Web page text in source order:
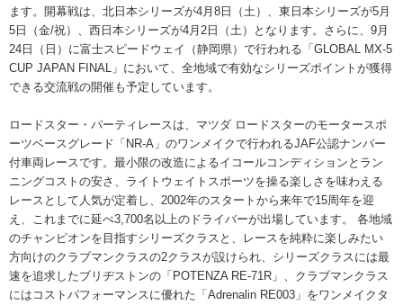
ます。開幕戦は、北日本シリーズが4月8日（土）、東日本シリーズが5月
5日（金/祝）、西日本シリーズが4月2日（土）となります。さらに、9月
24日（日）に富士スピードウェイ（静岡県）で行われる「GLOBAL MX-5
CUP JAPAN FINAL」において、全地域で有効なシリーズポイントが獲得
できる交流戦の開催も予定しています。
ロードスター・パーティレースは、マツダ ロードスターのモータースポ
ーツベースグレード「NR-A」のワンメイクで行われるJAF公認ナンバー
付車両レースです。最小限の改造によるイコールコンディションとラン
ニングコストの安さ、ライトウェイトスポーツを操る楽しさを味わえる
レースとして人気が定着し、2002年のスタートから来年で15周年を迎
え、これまでに延べ3,700名以上のドライバーが出場しています。 各地域
のチャンピオンを目指すシリーズクラスと、レースを純粋に楽しみたい
方向けのクラブマンクラスの2クラスが設けられ、シリーズクラスには最
速を追求したブリヂストンの「POTENZA RE-71R」、クラブマンクラス
にはコストパフォーマンスに優れた「Adrenalin RE003」をワンメイクタ